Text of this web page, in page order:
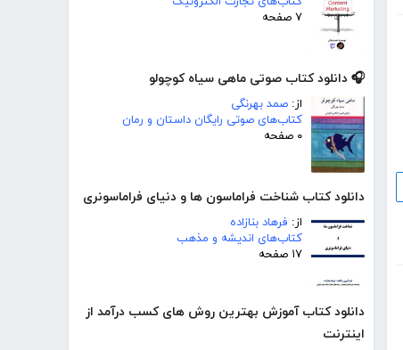
۷ صفحه
🎧 دانلود کتاب صوتی ماهی سیاه کوچولو
از: صمد بهرنگی
کتاب‌های صوتی رایگان داستان و رمان
۰ صفحه
دانلود کتاب شناخت فراماسون ها و دنیای فراماسونری
از: فرهاد بنازاده
کتاب‌های اندیشه و مذهب
۱۷ صفحه
دانلود کتاب آموزش بهترین روش های کسب درآمد از
اینترنت